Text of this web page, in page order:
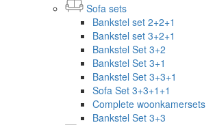
Sofa sets
Bankstel set 2+2+1
Bankstel set 3+2+1
Bankstel Set 3+2
Bankstel Set 3+1
Bankstel Set 3+3+1
Sofa Set 3+3+1+1
Complete woonkamersets
Bankstel Set 3+3